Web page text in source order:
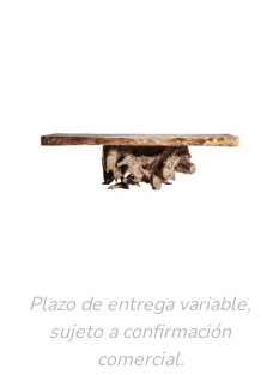
Plazo de entrega variable,
sujeto a confirmación
comercial.